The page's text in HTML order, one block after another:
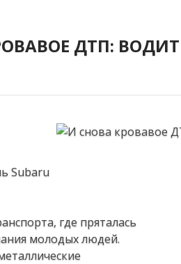
ДТП:
Subaru
где пряталась
молодых людей.